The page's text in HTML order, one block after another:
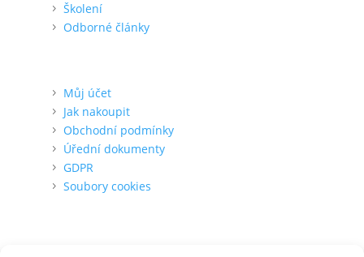
Školení
Odborné články
Můj účet
Jak nakoupit
Obchodní podmínky
Úřední dokumenty
GDPR
Soubory cookies